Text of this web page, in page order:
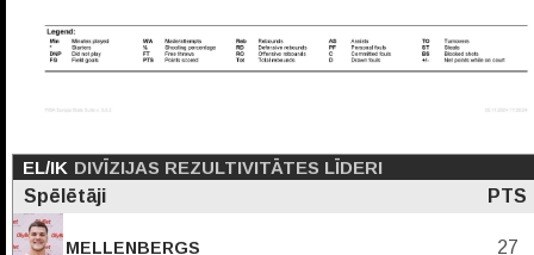
EL/IK DIVĪZIJAS REZULTIVITĀTES LĪDERI
Spēlētāji
PTS
MELLENBERGS 27